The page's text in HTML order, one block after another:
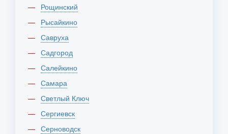
Рощинский
Рысайкино
Савруха
Садгород
Салейкино
Самара
Светлый Ключ
Сергиевск
Серноводск